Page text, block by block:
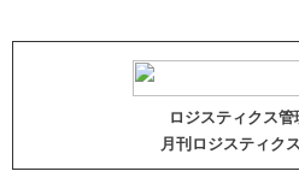
ロジスティクス
月刊ロジスティク